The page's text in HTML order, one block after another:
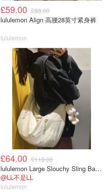
£59.00 £88.00
lululemon Align 高腰28英寸紧身裤
lululemon
£64.00 £118.00
lululemon Large Slouchy Sling Bag 13L
@LL不是LL
lululemon